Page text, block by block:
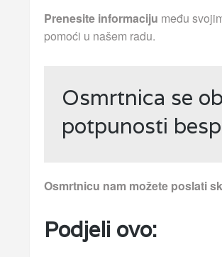
Prenesite informaciju među
pomoći u našem radu.
Osmrtnica se
potpunosti
Osmrtnicu nam možete poslati
Podjeli ovo: